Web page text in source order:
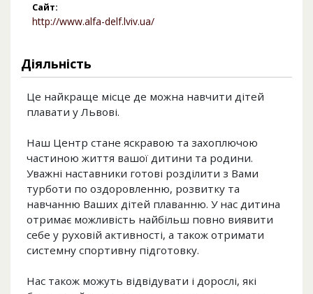
Сайт:
http://www.alfa-delf.lviv.ua/
Діяльність
Це найкраще місце де можна навчити дітей
плавати у Львові.
Наш Центр стане яскравою та захоплючою
частиною життя вашої дитини та родини.
Уважні наставники готові розділити з Вами
турботи по оздоровленню, розвитку та
навчанню Ваших дітей плаванню. У нас дитина
отримає можливість найбільш повно виявити
себе у руховій активності, а також отримати
системну спортивну підготовку.
Нас також можуть відвідувати і дорослі, які